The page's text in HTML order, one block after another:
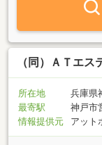
（同）ＡＴエス
所在地
兵庫県
最寄駅
神戸市
情報提供元
アット